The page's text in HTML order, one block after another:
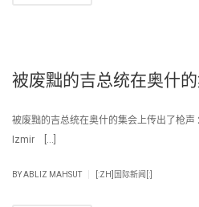
被废黜的吉总统在奥什
被废黜的吉总统在奥什的集会上传出了枪
Izmir […]
BYABLIZ MAHSUT [:ZH]国际新闻[:]